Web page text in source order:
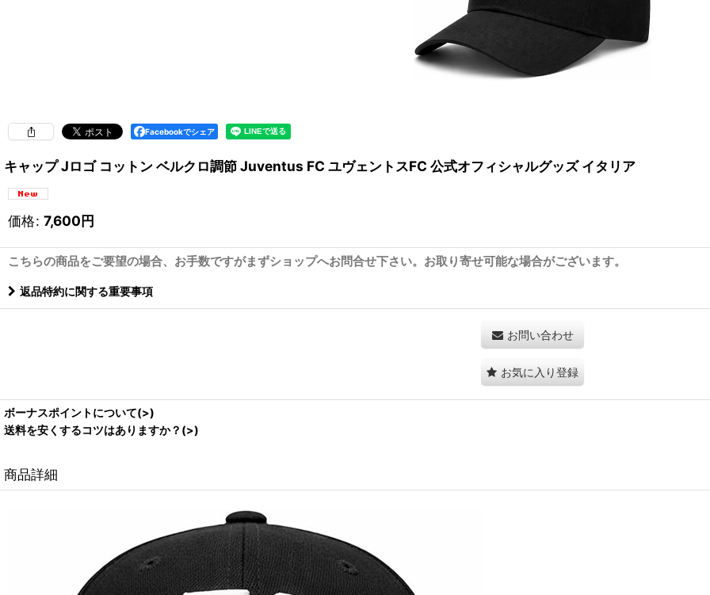
Facebookでシェア
キャップ Jロゴ コットン ベルクロ調節 Juventus FC ユヴェントスFC 公式オフィシャルグッズ イタリア
価格: 7,600円
こちらの商品をご要望の場合、お手数ですがまずショップへお問合せ下さい。お取り寄せ可能な場合がございます。
返品特約に関する重要事項
お問い合わせ
お気に入り登録
ボーナスポイントについて(>)
送料を安くするコツはありますか？(>)
商品詳細